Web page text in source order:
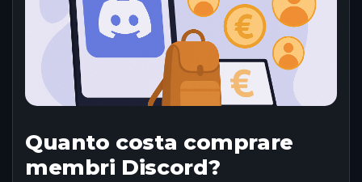
Quanto costa comprare
membri Discord?